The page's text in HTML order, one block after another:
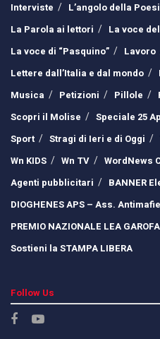
Interviste
L’angolo della
La Parola ai lettori
La voce
La voce di “Pasquino”
Lavoro
Lettere dall’Italia e dal mondo
Musica
Petizioni Pillole
Scopri il Molise
Speciale 25
Sport
Stragi di Ieri e di Oggi
Wn KIDS
Wn TV WordNews
Agenti pubblicitari
BANNER
DIOGHENES APS – Ass.
PREMIO NAZIONALE LEA
Sostieni la STAMPA LIBERA
Follow Us